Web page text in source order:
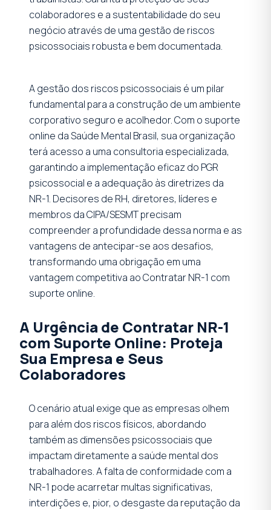
colaboradores e a sustentabilidade do seu
negócio através de uma gestão de riscos
psicossociais robusta e bem documentada.
A gestão dos riscos psicossociais é um pilar
fundamental para a construção de um ambiente
corporativo seguro e acolhedor. Com o suporte
online da Saúde Mental Brasil, sua organização
terá acesso a uma consultoria especializada,
garantindo a implementação eficaz do PGR
psicossocial e a adequação às diretrizes da
NR-1. Decisores de RH, diretores, líderes e
membros da CIPA/SESMT precisam
compreender a profundidade dessa norma e as
vantagens de antecipar-se aos desafios,
transformando uma obrigação em uma
vantagem competitiva ao Contratar NR-1 com
suporte online.
A Urgência de Contratar NR-1
com Suporte Online: Proteja
Sua Empresa e Seus
Colaboradores
O cenário atual exige que as empresas olhem
para além dos riscos físicos, abordando
também as dimensões psicossociais que
impactam diretamente a saúde mental dos
trabalhadores. A falta de conformidade com a
NR-1 pode acarretar multas significativas,
interdições e, pior, o desgaste da reputação da